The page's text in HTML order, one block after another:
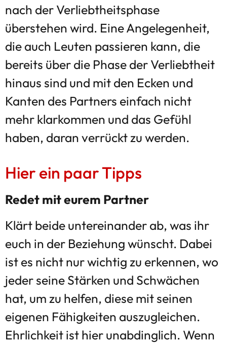
nach der Verliebtheitsphase
überstehen wird. Eine Angelegenheit,
die auch Leuten passieren kann, die
bereits über die Phase der Verliebtheit
hinaus sind und mit den Ecken und
Kanten des Partners einfach nicht
mehr klarkommen und das Gefühl
haben, daran verrückt zu werden.
Hier ein paar Tipps
Redet mit eurem Partner
Klärt beide untereinander ab, was ihr
euch in der Beziehung wünscht. Dabei
ist es nicht nur wichtig zu erkennen, wo
jeder seine Stärken und Schwächen
hat, um zu helfen, diese mit seinen
eigenen Fähigkeiten auszugleichen.
Ehrlichkeit ist hier unabdinglich. Wenn